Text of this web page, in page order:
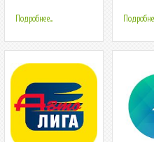
Подробнее...